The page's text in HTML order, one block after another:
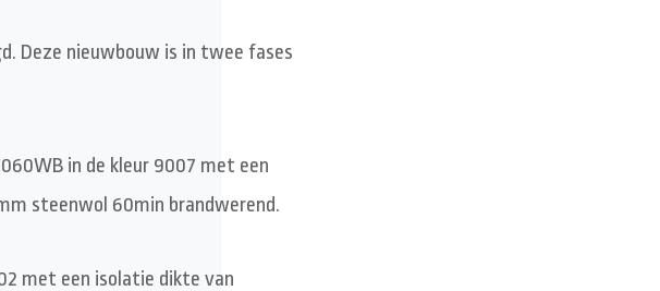
Deze nieuwbouw is in twee fases
in de kleur 9007 met een
steenwol 60min brandwerend.
met een isolatie dikte van